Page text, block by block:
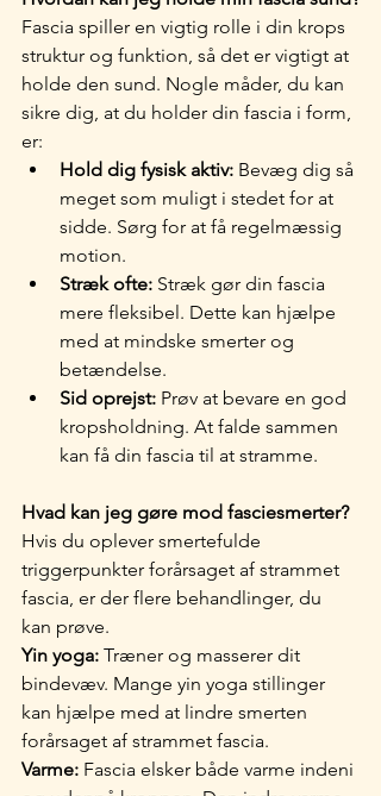
Fascia spiller en vigtig rolle i din krops
struktur og funktion, så det er vigtigt at
holde den sund. Nogle måder, du kan
sikre dig, at du holder din fascia i form,
er:
Hold dig fysisk aktiv: Bevæg dig så
meget som muligt i stedet for at
sidde. Sørg for at få regelmæssig
motion.
Stræk ofte: Stræk gør din fascia
mere fleksibel. Dette kan hjælpe
med at mindske smerter og
betændelse.
Sid oprejst: Prøv at bevare en god
kropsholdning. At falde sammen
kan få din fascia til at stramme.
Hvad kan jeg gøre mod fasciesmerter?
Hvis du oplever smertefulde
triggerpunkter forårsaget af strammet
fascia, er der flere behandlinger, du
kan prøve.
Yin yoga: Træner og masserer dit
bindevæv. Mange yin yoga stillinger
kan hjælpe med at lindre smerten
forårsaget af strammet fascia.
Varme: Fascia elsker både varme indeni